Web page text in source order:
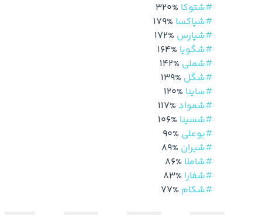
#شتوکا
#شپاکسا
#شپارس
#شگویا
#شملی
#شگل
#ساینا
#شمواد
#شسینا
#بوعلی
#شیران
#شاملا
#شفارا
#شکام